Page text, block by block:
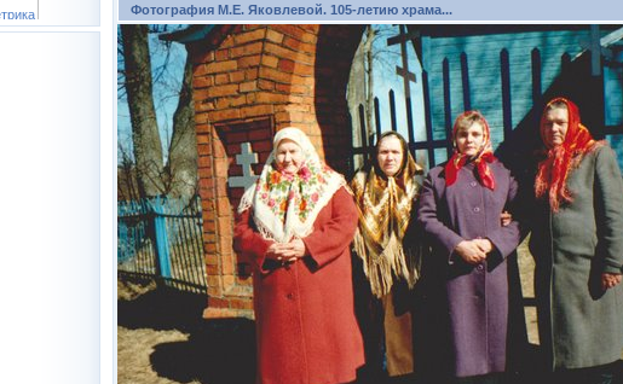
Фотография М.Е. Яковлевой. 105-летию храма...